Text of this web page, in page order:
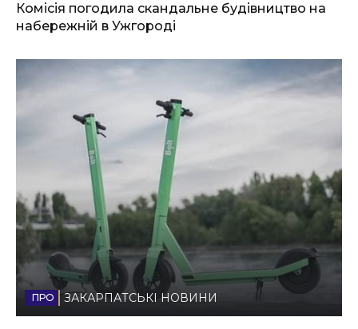
Комісія погодила скандальне будівництво на
набережній в Ужгороді
ЗАКАРПАТСЬКІ НОВИНИ